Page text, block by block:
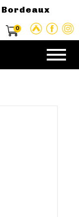
Bordeaux
0